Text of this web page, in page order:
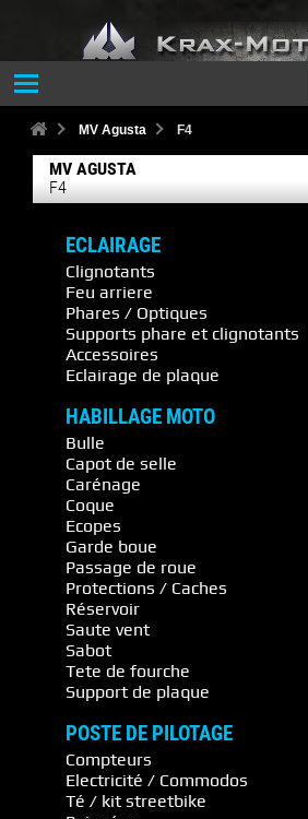
MV Agusta F4
MV AGUSTA
F4
ECLAIRAGE
Clignotants
Feu arriere
Phares / Optiques
Supports phare et clignotants
Accessoires
Eclairage de plaque
HABILLAGE MOTO
Bulle
Capot de selle
Carénage
Coque
Ecopes
Garde boue
Passage de roue
Protections / Caches
Réservoir
Saute vent
Sabot
Tete de fourche
Support de plaque
POSTE DE PILOTAGE
Compteurs
Electricité / Commodos
Té / kit streetbike